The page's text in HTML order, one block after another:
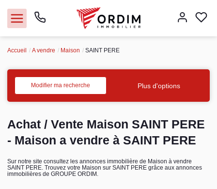
Acheter
Vendre
Immobilier pro
Accueil A vendre Maison SAINT PERE
Modifier ma recherche Plus d'options
Achat / Vente Maison SAINT PERE
- Maison a vendre à SAINT PERE
Sur notre site consultez les annonces immobilière de Maison à vendre
SAINT PERE. Trouvez votre Maison sur SAINT PERE grâce aux annonces
immobilières de GROUPE ORDIM.